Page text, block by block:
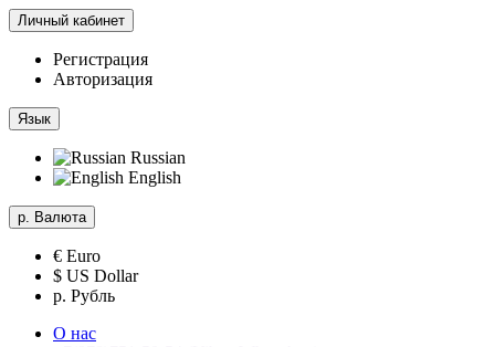
Личный кабинет
Регистрация
Авторизация
Язык
Russian
English
р. Валюта
€ Euro
$ US Dollar
р. Рубль
О нас